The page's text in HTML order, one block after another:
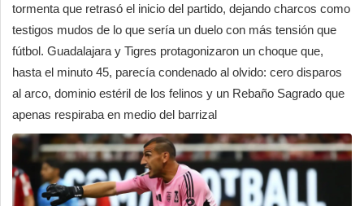
tormenta que retrasó el inicio del partido, dejando charcos como
testigos mudos de lo que sería un duelo con más tensión que
fútbol. Guadalajara y Tigres protagonizaron un choque que,
hasta el minuto 45, parecía condenado al olvido: cero disparos
al arco, dominio estéril de los felinos y un Rebaño Sagrado que
apenas respiraba en medio del barrizal